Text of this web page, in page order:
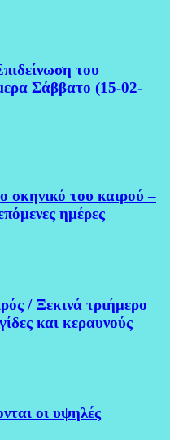
του
Σάββατο (15-02-
του καιρού –
ημέρες
/ Ξεκινά τριήμερο
και κεραυνούς
οι υψηλές